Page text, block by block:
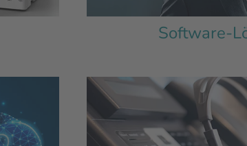
Software-